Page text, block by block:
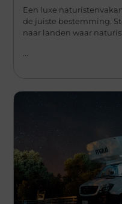
Een luxe
de juiste bestemming.
naar landen waar